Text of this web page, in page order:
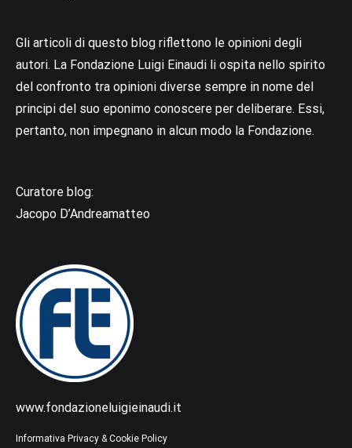
Gli articoli di questo blog riflettono le opinioni degli
autori. La Fondazione Luigi Einaudi li ospita nello spirito
del confronto tra opinioni diverse sempre in nome del
principi del suo eponimo conoscere per deliberare. Essi,
pertanto, non impegnano in alcun modo la Fondazione.
Curatore blog:
Jacopo D’Andreamatteo
www.fondazioneluigieinaudi.it
Informativa Privacy & Cookie Policy